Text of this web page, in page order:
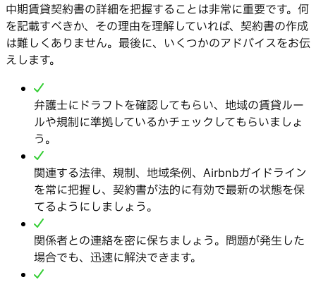
中期賃貸契約書の詳細を把握することは非常に重要です。何
を記載すべきか、その理由を理解していれば、契約書の作成
は難しくありません。最後に、いくつかのアドバイスをお伝
えします。
弁護士にドラフトを確認してもらい、地域の賃貸ルー
ルや規制に準拠しているかチェックしてもらいましょ
う。
関連する法律、規制、地域条例、Airbnbガイドライン
を常に把握し、契約書が法的に有効で最新の状態を保
てるようにしましょう。
関係者との連絡を密に保ちましょう。問題が発生した
場合でも、迅速に解決できます。